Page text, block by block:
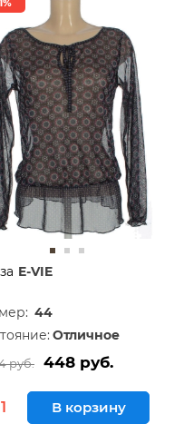
E-VIE
44
Отличное
руб. 448 руб.
1 В корзину